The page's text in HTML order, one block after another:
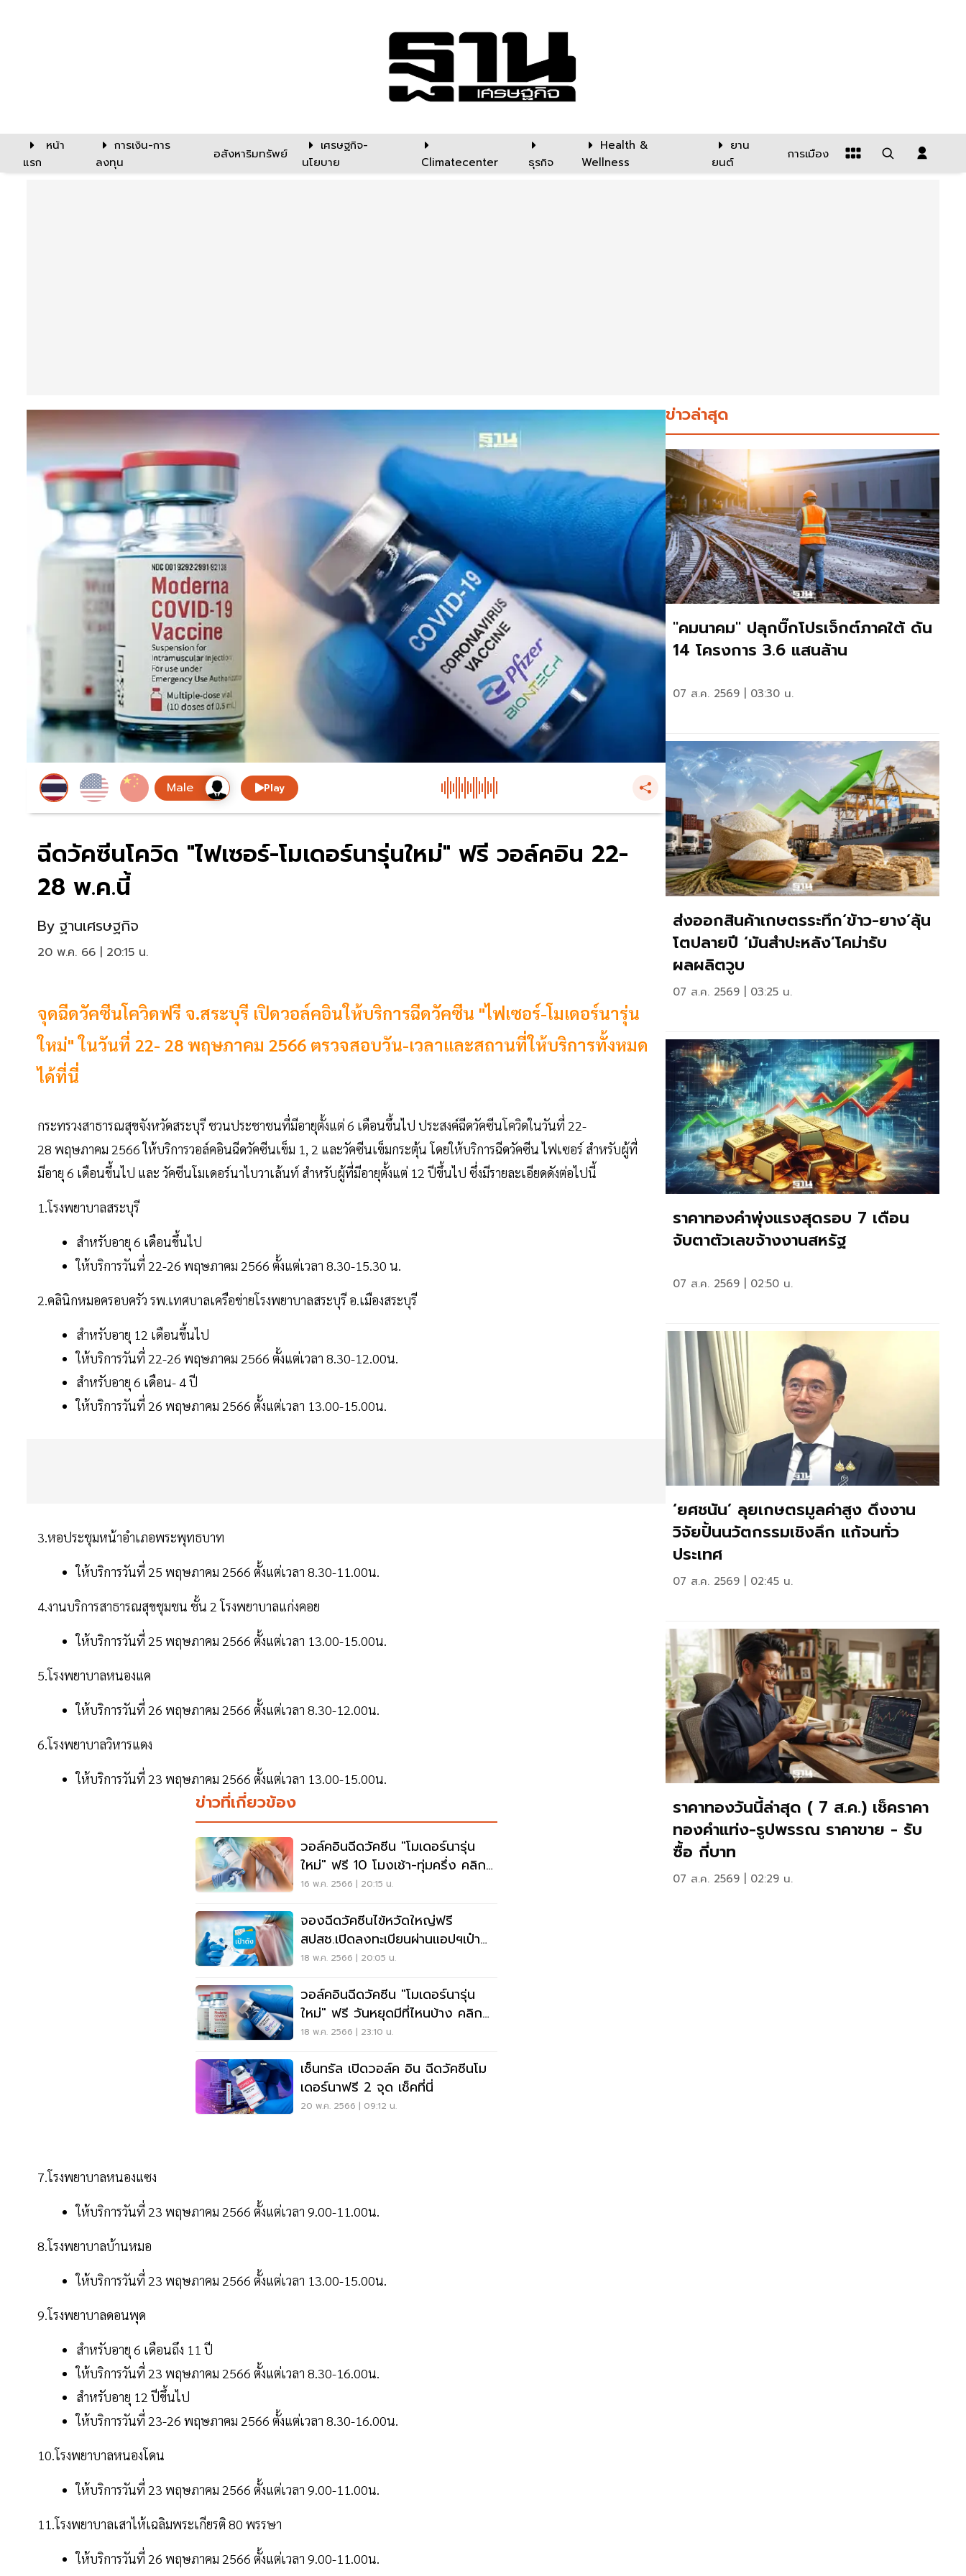
หน้า
แรก
การเงิน-การ
ลงทุน
อสังหาริมทรัพย์
เศรษฐกิจ-
นโยบาย
Climatecenter ธุรกิจ
Health &
Wellness
ยาน
ยนต์
การเมือง
Play
ฉีดวัคซีนโควิด "ไฟเซอร์-โมเดอร์นารุ่นใหม่" ฟรี วอล์คอิน 22-
28 พ.ค.นี้
By ฐานเศรษฐกิจ
20 พ.ค. 66 | 20:15 น.
จุดฉีดวัคซีนโควิดฟรี จ.สระบุรี เปิดวอล์คอินให้บริการฉีดวัคซีน "ไฟเซอร์-โมเดอร์นารุ่น
ใหม่" ในวันที่ 22- 28 พฤษภาคม 2566 ตรวจสอบวัน-เวลาและสถานที่ให้บริการทั้งหมด
ได้ที่นี่
กระทรวงสาธารณสุขจังหวัดสระบุรี ชวนประชาชนที่มีอายุตั้งแต่ 6 เดือนขึ้นไป ประสงค์ฉีดวัคซีนโควิดในวันที่ 22-
28 พฤษภาคม 2566 ให้บริการวอล์คอินฉีดวัคซีนเข็ม 1, 2 และวัคซีนเข็มกระตุ้น โดยให้บริการฉีดวัคซีน ไฟเซอร์ สำหรับผู้ที่
มีอายุ 6 เดือนขึ้นไป และ วัคซีนโมเดอร์นาไบวาเล้นท์ สำหรับผู้ที่มีอายุตั้งแต่ 12 ปีขึ้นไป ซึ่งมีรายละเอียดดังต่อไปนี้
1.โรงพยาบาลสระบุรี
สำหรับอายุ 6 เดือนขึ้นไป
ให้บริการวันที่ 22-26 พฤษภาคม 2566 ตั้งแต่เวลา 8.30-15.30 น.
2.คลินิกหมอครอบครัว รพ.เทศบาลเครือข่ายโรงพยาบาลสระบุรี อ.เมืองสระบุรี
สำหรับอายุ 12 เดือนขึ้นไป
ให้บริการวันที่ 22-26 พฤษภาคม 2566 ตั้งแต่เวลา 8.30-12.00น.
สำหรับอายุ 6 เดือน- 4 ปี
ให้บริการวันที่ 26 พฤษภาคม 2566 ตั้งแต่เวลา 13.00-15.00น.
3.หอประชุมหน้าอำเภอพระพุทธบาท
ให้บริการวันที่ 25 พฤษภาคม 2566 ตั้งแต่เวลา 8.30-11.00น.
4.งานบริการสาธารณสุขชุมชน ชั้น 2 โรงพยาบาลแก่งคอย
ให้บริการวันที่ 25 พฤษภาคม 2566 ตั้งแต่เวลา 13.00-15.00น.
5.โรงพยาบาลหนองแค
ให้บริการวันที่ 26 พฤษภาคม 2566 ตั้งแต่เวลา 8.30-12.00น.
6.โรงพยาบาลวิหารแดง
ให้บริการวันที่ 23 พฤษภาคม 2566 ตั้งแต่เวลา 13.00-15.00น.
ข่าวที่เกี่ยวข้อง
วอล์คอินฉีดวัคซีน "โมเดอร์นารุ่น
ใหม่" ฟรี 10 โมงเช้า-ทุ่มครึ่ง คลิกที่
นี่
16 พ.ค. 2566 | 20:15 น.
จองฉีดวัคซีนไข้หวัดใหญ่ฟรี
สปสช.เปิดลงทะเบียนผ่านแอปฯเป๋า
ตัง
18 พ.ค. 2566 | 20:05 น.
วอล์คอินฉีดวัคซีน "โมเดอร์นารุ่น
ใหม่" ฟรี วันหยุดมีที่ไหนบ้าง คลิก
เลย
18 พ.ค. 2566 | 23:10 น.
เซ็นทรัล เปิดวอล์ค อิน ฉีดวัคซีนโม
เดอร์นาฟรี 2 จุด เช็คที่นี่
20 พ.ค. 2566 | 09:12 น.
7.โรงพยาบาลหนองแซง
ให้บริการวันที่ 23 พฤษภาคม 2566 ตั้งแต่เวลา 9.00-11.00น.
8.โรงพยาบาลบ้านหมอ
ให้บริการวันที่ 23 พฤษภาคม 2566 ตั้งแต่เวลา 13.00-15.00น.
9.โรงพยาบาลดอนพุด
สำหรับอายุ 6 เดือนถึง 11 ปี
ให้บริการวันที่ 23 พฤษภาคม 2566 ตั้งแต่เวลา 8.30-16.00น.
สำหรับอายุ 12 ปีขึ้นไป
ให้บริการวันที่ 23-26 พฤษภาคม 2566 ตั้งแต่เวลา 8.30-16.00น.
10.โรงพยาบาลหนองโดน
ให้บริการวันที่ 23 พฤษภาคม 2566 ตั้งแต่เวลา 9.00-11.00น.
11.โรงพยาบาลเสาไห้เฉลิมพระเกียรติ 80 พรรษา
ให้บริการวันที่ 26 พฤษภาคม 2566 ตั้งแต่เวลา 9.00-11.00น.
ข่าวล่าสุด
"คมนาคม" ปลุกบิ๊กโปรเจ็กต์ภาคใต้ ดัน
14 โครงการ 3.6 แสนล้าน
07 ส.ค. 2569 | 03:30 น.
ส่งออกสินค้าเกษตรระทึก‘ข้าว-ยาง’ลุ้น
โตปลายปี ‘มันสำปะหลัง’โคม่ารับ
ผลผลิตวูบ
07 ส.ค. 2569 | 03:25 น.
ราคาทองคำพุ่งแรงสุดรอบ 7 เดือน
จับตาตัวเลขจ้างงานสหรัฐ
07 ส.ค. 2569 | 02:50 น.
‘ยศชนัน’ ลุยเกษตรมูลค่าสูง ดึงงาน
วิจัยปั้นนวัตกรรมเชิงลึก แก้จนทั่ว
ประเทศ
07 ส.ค. 2569 | 02:45 น.
ราคาทองวันนี้ล่าสุด ( 7 ส.ค.) เช็คราคา
ทองคำแท่ง-รูปพรรณ ราคาขาย - รับ
ซื้อ กี่บาท
07 ส.ค. 2569 | 02:29 น.